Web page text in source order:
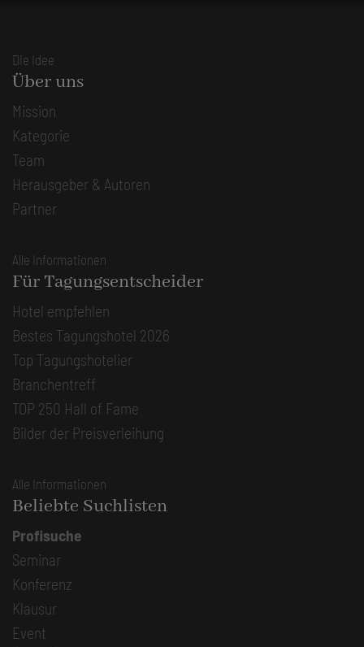
Die Idee
Über uns
Mission
Kategorie
Team
Herausgeber & Autoren
Partner
Alle Informationen
Für Tagungsentscheider
Hotel empfehlen
Bestes Tagungshotel 2026
Top Tagungshotelier
Branchentreff
TOP 250 Hall of Fame
Bilder der Preisverleihung
Alle Informationen
Beliebte Suchlisten
Profisuche
Seminar
Konferenz
Klausur
Event